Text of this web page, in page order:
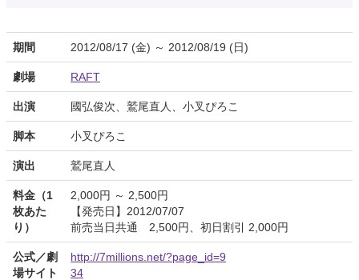
期間 2012/08/17 (金) ～ 2012/08/19 (日)
劇場 RAFT
出演 國弘俊次、鷲尾直人、小叉ぴろこ
脚本 小叉ぴろこ
演出 鷲尾直人
料金（1
枚あた
り）
2,000円 ～ 2,500円
【発売日】2012/07/07
前売当日共通 2,500円、初日割引 2,000円
公式／劇
場サイト
http://7millions.net/?page_id=9
34